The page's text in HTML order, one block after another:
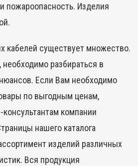
пожароопасность. Изделия
кабелей существует множество.
разбираться в
Если Вам необходимо
по выгодным ценам,
компании
нашего каталога
изделий различных
Вся продукция